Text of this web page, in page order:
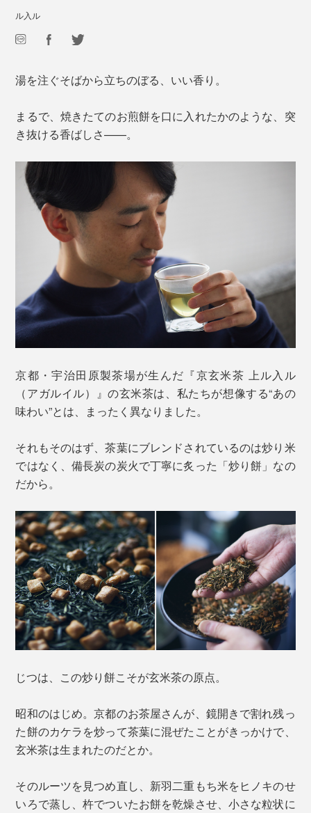
ル入ル
湯を注ぐそばから立ちのぼる、いい香り。
まるで、焼きたてのお煎餅を口に入れたかのような、突
き抜ける香ばしさ——。
京都・宇治田原製茶場が生んだ『京玄米茶 上ル入ル
（アガルイル）』の玄米茶は、私たちが想像する“あの
味わい”とは、まったく異なりました。
それもそのはず、茶葉にブレンドされているのは炒り米
ではなく、備長炭の炭火で丁寧に炙った「炒り餅」なの
だから。
じつは、この炒り餅こそが玄米茶の原点。
昭和のはじめ。京都のお茶屋さんが、鏡開きで割れ残っ
た餅のカケラを炒って茶葉に混ぜたことがきっかけで、
玄米茶は生まれたのだとか。
そのルーツを見つめ直し、新羽二重もち米をヒノキのせ
いろで蒸し、杵でついたお餅を乾燥させ、小さな粒状に